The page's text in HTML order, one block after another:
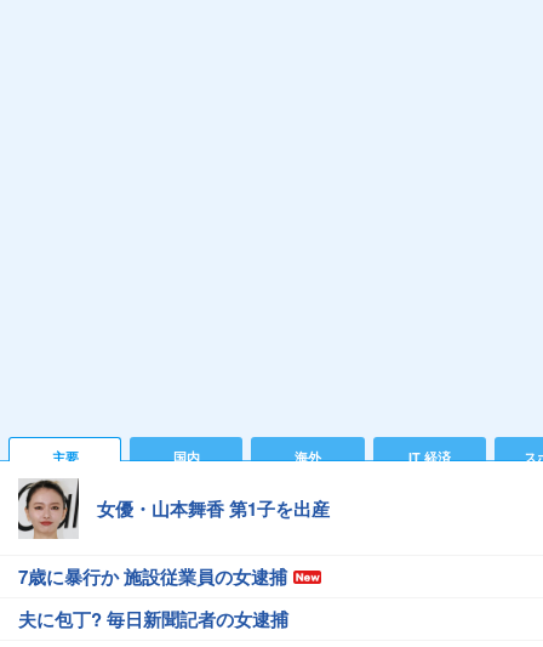
主要 国内 海外 IT 経済 ス
女優・山本舞香 第1子を出産
7歳に暴行か 施設従業員の女逮捕
夫に包丁? 毎日新聞記者の女逮捕